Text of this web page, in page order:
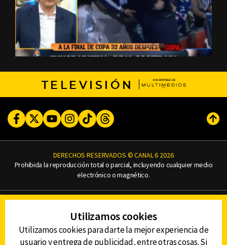
TELEVISIÓN
FacebookTwitterYoutubeInstagram
TikTokThreads
DERECHOS RESERVADOS © CANAL 6 2026
Prohibida la reproducción total o parcial, incluyendo cualquier medio
electrónico o magnético.
AVISO DE PRIVACIDAD
DEFENSORÍA DE LAS AUDIENCIAS
Utilizamos cookies
Utilizamos cookies para darte la mejor experiencia de
usuario y entrega de publicidad, entre otras cosas. Si